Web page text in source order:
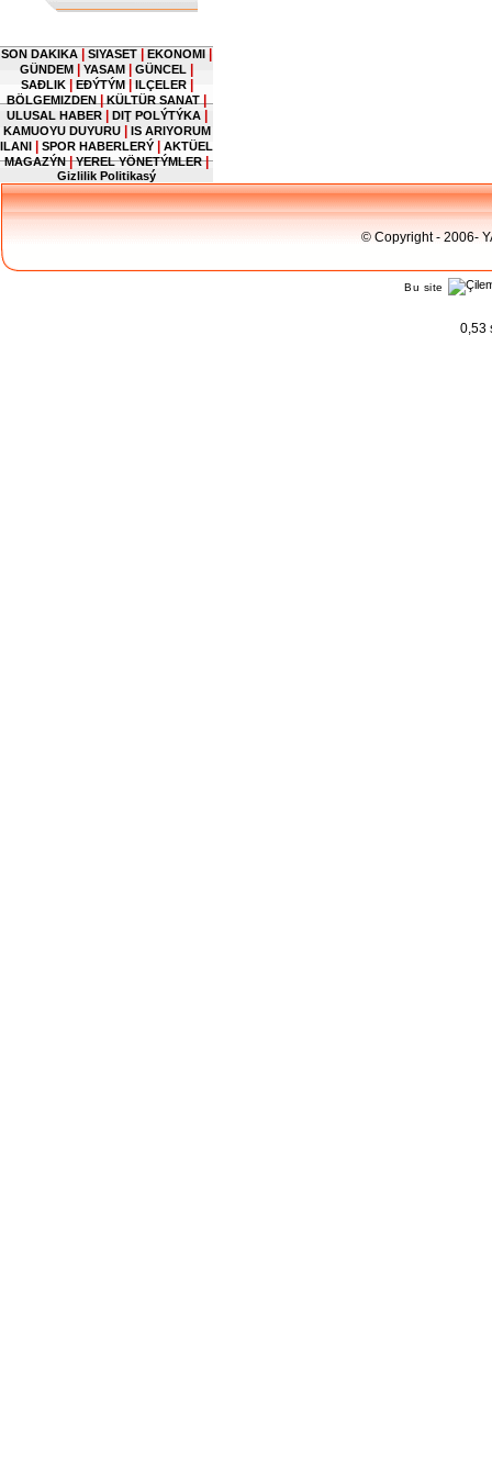
SON DAKIKA SIYASET EKONOMI
GÜNDEM YASAM GÜNCEL
SAĐLIK EĐÝTÝM ILÇELER
BÖLGEMIZDEN | KÜLTÜR SANAT |
ULUSAL HABER DIŢ POLÝTÝKA
KAMUOYU DUYURU
IS ARIYORUM
ILANI
SPOR HABERLERÝ
AKTÜEL
MAGAZÝN | YEREL YÖNETÝMLER |
Gizlilik Politikasý
© Copyright - 2006-
Bu site
0,53